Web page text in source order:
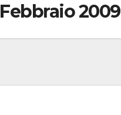
Febbraio 2009